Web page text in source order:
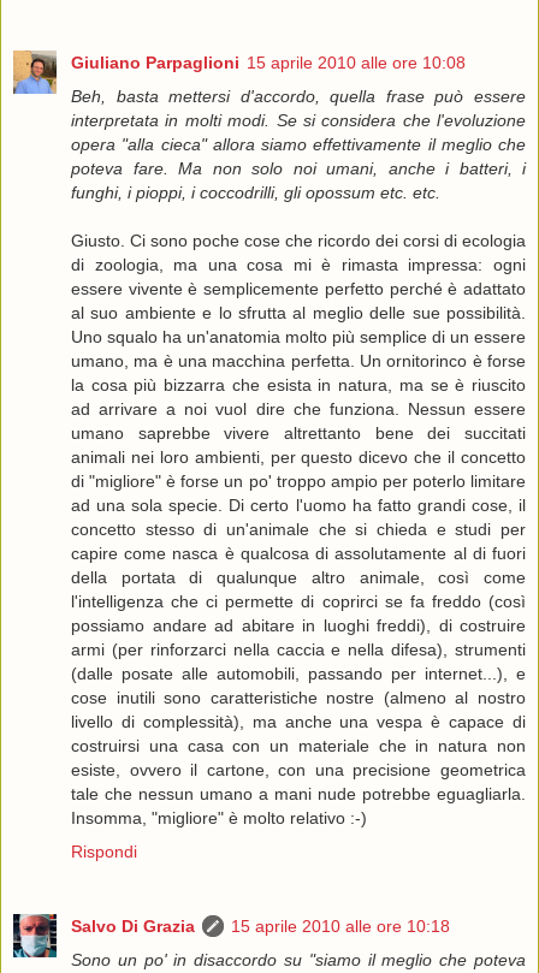
Giuliano Parpaglioni 15 aprile 2010 alle ore 10:08
Beh, basta mettersi d'accordo, quella frase può essere
interpretata in molti modi. Se si considera che l'evoluzione
opera "alla cieca" allora siamo effettivamente il meglio che
poteva fare. Ma non solo noi umani, anche i batteri, i
funghi, i pioppi, i coccodrilli, gli opossum etc. etc.
Giusto. Ci sono poche cose che ricordo dei corsi di ecologia
di zoologia, ma una cosa mi è rimasta impressa: ogni
essere vivente è semplicemente perfetto perché è adattato
al suo ambiente e lo sfrutta al meglio delle sue possibilità.
Uno squalo ha un'anatomia molto più semplice di un essere
umano, ma è una macchina perfetta. Un ornitorinco è forse
la cosa più bizzarra che esista in natura, ma se è riuscito
ad arrivare a noi vuol dire che funziona. Nessun essere
umano saprebbe vivere altrettanto bene dei succitati
animali nei loro ambienti, per questo dicevo che il concetto
di "migliore" è forse un po' troppo ampio per poterlo limitare
ad una sola specie. Di certo l'uomo ha fatto grandi cose, il
concetto stesso di un'animale che si chieda e studi per
capire come nasca è qualcosa di assolutamente al di fuori
della portata di qualunque altro animale, così come
l'intelligenza che ci permette di coprirci se fa freddo (così
possiamo andare ad abitare in luoghi freddi), di costruire
armi (per rinforzarci nella caccia e nella difesa), strumenti
(dalle posate alle automobili, passando per internet...), e
cose inutili sono caratteristiche nostre (almeno al nostro
livello di complessità), ma anche una vespa è capace di
costruirsi una casa con un materiale che in natura non
esiste, ovvero il cartone, con una precisione geometrica
tale che nessun umano a mani nude potrebbe eguagliarla.
Insomma, "migliore" è molto relativo :-)
Rispondi
Salvo Di Grazia
15 aprile 2010 alle ore 10:18
Sono un po' in disaccordo su "siamo il meglio che poteva